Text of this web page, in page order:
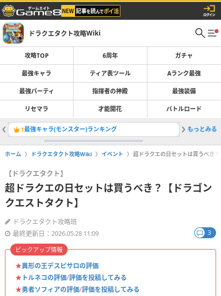
ドラクエタクト攻略Wiki
攻略TOP 6周年 ガチャ
最強キャラ ティア表ツール Aランク最強
最強パーティ 指揮者の神殿 最強装備
リセマラ 才能開花 バトルロード
1最強キャラ(モンスター)ランキング 2異形の
もっとみる
ホーム ドラクエタクト攻略Wiki イベント 超ドラクエの日セットは買うべき
【ドラクエタクト】
超ドラクエの日セットは買うべき？【ドラゴン
クエストタクト】
ドラクエタクト攻略班
最終更新日：2026.05.28 11:09
3
★異形の王デスピサロの評価
★ トルネコの評価/評価を投稿してみる
★勇者ソフィアの評価/評価を投稿してみる
ピックアップ情報